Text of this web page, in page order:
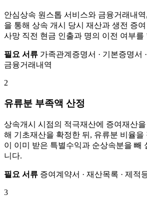
안심상속 원스톱 서비스와 금융거래내
을 통해 상속 개시 당시 재산과 생전 증
사망 직전 현금 인출과 명의 이전 여부를
필요 서류 가족관계증명서 · 기본증명서
금융거래내역
2
유류분 부족액 산정
상속개시 시점의 적극재산에 증여재산
해 기초재산을 확정한 뒤, 유류분 비율을
이 이미 받은 특별수익과 순상속분을 빼
니다.
필요 서류 증여계약서 · 재산목록 · 제적
3